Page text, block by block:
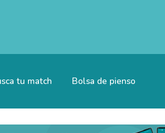
tu match Bolsa de pienso